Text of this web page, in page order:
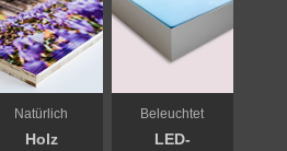
Natürlich
Holz
Beleuchtet
LED-